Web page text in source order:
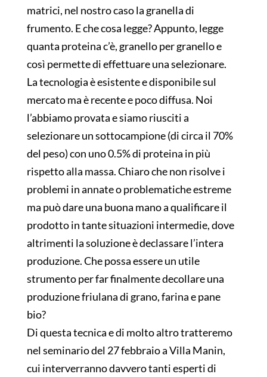
matrici, nel nostro caso la granella di
frumento. E che cosa legge? Appunto, legge
quanta proteina c’è, granello per granello e
così permette di effettuare una selezionare.
La tecnologia è esistente e disponibile sul
mercato ma è recente e poco diffusa. Noi
l’abbiamo provata e siamo riusciti a
selezionare un sottocampione (di circa il 70%
del peso) con uno 0.5% di proteina in più
rispetto alla massa. Chiaro che non risolve i
problemi in annate o problematiche estreme
ma può dare una buona mano a qualificare il
prodotto in tante situazioni intermedie, dove
altrimenti la soluzione è declassare l’intera
produzione. Che possa essere un utile
strumento per far finalmente decollare una
produzione friulana di grano, farina e pane
bio?
Di questa tecnica e di molto altro tratteremo
nel seminario del 27 febbraio a Villa Manin,
cui interverranno davvero tanti esperti di